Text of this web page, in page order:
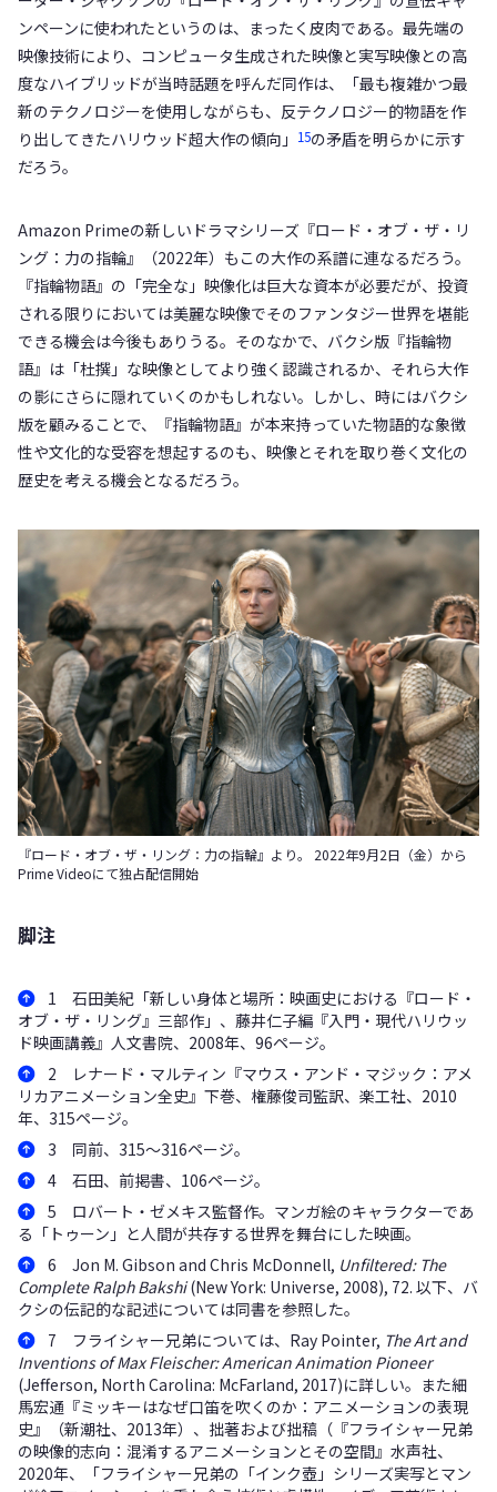
ンペーンに使われたというのは、まったく皮肉である。最先端の
映像技術により、コンピュータ生成された映像と実写映像との高
度なハイブリッドが当時話題を呼んだ同作は、「最も複雑かつ最
新のテクノロジーを使用しながらも、反テクノロジー的物語を作
り出してきたハリウッド超大作の傾向」 15の矛盾を明らかに示す
だろう。
Amazon Primeの新しいドラマシリーズ『ロード・オブ・ザ・リ
ング：力の指輪』（2022年）もこの大作の系譜に連なるだろう。
『指輪物語』の「完全な」映像化は巨大な資本が必要だが、投資
される限りにおいては美麗な映像でそのファンタジー世界を堪能
できる機会は今後もありうる。そのなかで、バクシ版『指輪物
語』は「杜撰」な映像としてより強く認識されるか、それら大作
の影にさらに隠れていくのかもしれない。しかし、時にはバクシ
版を顧みることで、『指輪物語』が本来持っていた物語的な象徴
性や文化的な受容を想起するのも、映像とそれを取り巻く文化の
歴史を考える機会となるだろう。
『ロード・オブ・ザ・リング：力の指輪』より。 2022年9月2日（金）から
Prime Videoにて独占配信開始
脚注
1 石田美紀「新しい身体と場所：映画史における『ロード・
オブ・ザ・リング』三部作」、藤井仁子編『入門・現代ハリウッ
ド映画講義』人文書院、2008年、96ページ。
2 レナード・マルティン『マウス・アンド・マジック：アメ
リカアニメーション全史』下巻、権藤俊司監訳、楽工社、2010
年、315ページ。
3 同前、315～316ページ。
4 石田、前掲書、106ページ。
5 ロバート・ゼメキス監督作。マンガ絵のキャラクターであ
る「トゥーン」と人間が共存する世界を舞台にした映画。
6 Jon M. Gibson and Chris McDonnell, Unfiltered: The
Complete Ralph Bakshi(New York: Universe, 2008), 72. 以下、バ
クシの伝記的な記述については同書を参照した。
7 フライシャー兄弟については、Ray Pointer, The Art and
Inventions of Max Fleischer: American Animation Pioneer
(Jefferson, North Carolina: McFarland, 2017)に詳しい。また細
馬宏通『ミッキーはなぜ口笛を吹くのか：アニメーションの表現
史』（新潮社、2013年）、拙著および拙稿（『フライシャー兄弟
の映像的志向：混淆するアニメーションとその空間』水声社、
2020年、「フライシャー兄弟の「インク壺」シリーズ――実写とマン